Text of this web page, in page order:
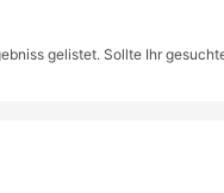
gelistet. Sollte Ihr